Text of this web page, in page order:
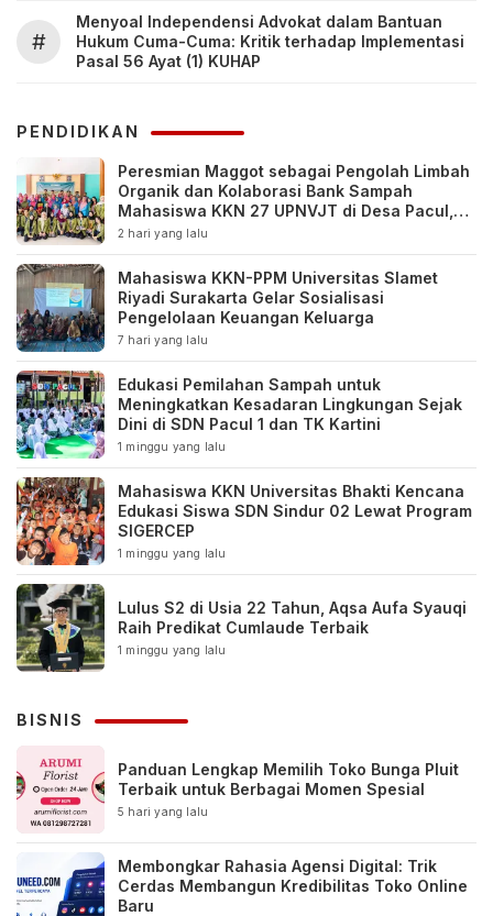
#
Menyoal Independensi Advokat dalam Bantuan
Hukum Cuma-Cuma: Kritik terhadap Implementasi
Pasal 56 Ayat (1) KUHAP
PENDIDIKAN
Peresmian Maggot sebagai Pengolah Limbah
Organik dan Kolaborasi Bank Sampah
Mahasiswa KKN 27 UPNVJT di Desa Pacul,
Bojonegoro
2 hari yang lalu
Mahasiswa KKN-PPM Universitas Slamet
Riyadi Surakarta Gelar Sosialisasi
Pengelolaan Keuangan Keluarga
7 hari yang lalu
Edukasi Pemilahan Sampah untuk
Meningkatkan Kesadaran Lingkungan Sejak
Dini di SDN Pacul 1 dan TK Kartini
1 minggu yang lalu
Mahasiswa KKN Universitas Bhakti Kencana
Edukasi Siswa SDN Sindur 02 Lewat Program
SIGERCEP
1 minggu yang lalu
Lulus S2 di Usia 22 Tahun, Aqsa Aufa Syauqi
Raih Predikat Cumlaude Terbaik
1 minggu yang lalu
BISNIS
Panduan Lengkap Memilih Toko Bunga Pluit
Terbaik untuk Berbagai Momen Spesial
5 hari yang lalu
Membongkar Rahasia Agensi Digital: Trik
Cerdas Membangun Kredibilitas Toko Online
Baru